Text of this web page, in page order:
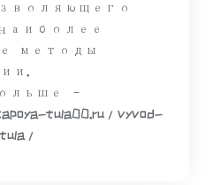
методы
–
tula00.ru/vyvod-
tula/